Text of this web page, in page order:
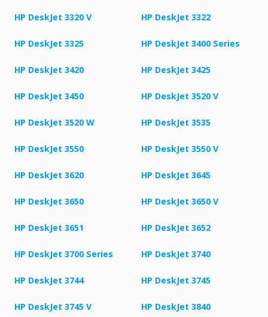
HP DeskJet 3320 V HP DeskJet 3322
HP DeskJet 3325 HP DeskJet 3400 Series
HP DeskJet 3420 HP DeskJet 3425
HP DeskJet 3450 HP DeskJet 3520 V
HP DeskJet 3520 W HP DeskJet 3535
HP DeskJet 3550 HP DeskJet 3550 V
HP DeskJet 3620 HP DeskJet 3645
HP DeskJet 3650 HP DeskJet 3650 V
HP DeskJet 3651 HP DeskJet 3652
HP DeskJet 3700 Series HP DeskJet 3740
HP DeskJet 3744 HP DeskJet 3745
HP DeskJet 3745 V HP DeskJet 3840